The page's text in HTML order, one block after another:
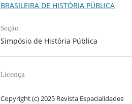
BRASILEIRA DE HISTÓRIA PÚBLICA
Seção
Simpósio de História Pública
Licença
Copyright (c) 2025 Revista Espacialidades